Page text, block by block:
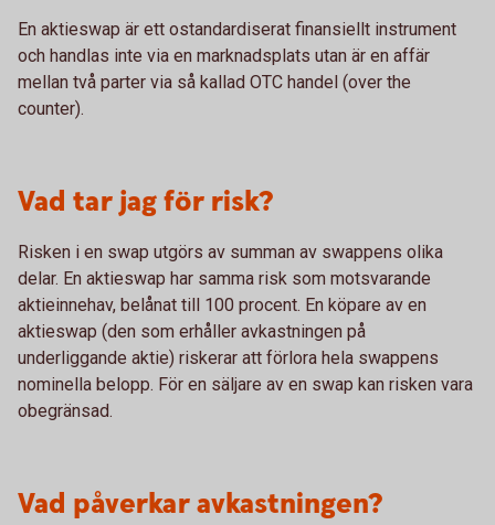
En aktieswap är ett ostandardiserat finansiellt instrument
och handlas inte via en marknadsplats utan är en affär
mellan två parter via så kallad OTC handel (over the
counter).
Vad tar jag för risk?
Risken i en swap utgörs av summan av swappens olika
delar. En aktieswap har samma risk som motsvarande
aktieinnehav, belånat till 100 procent. En köpare av en
aktieswap (den som erhåller avkastningen på
underliggande aktie) riskerar att förlora hela swappens
nominella belopp. För en säljare av en swap kan risken vara
obegränsad.
Vad påverkar avkastningen?